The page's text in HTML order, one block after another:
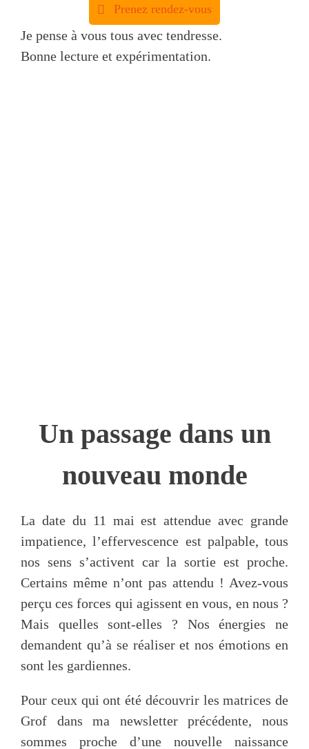
Prenez rendez-vous
Je pense à vous tous avec tendresse.
Bonne lecture et expérimentation.
Un passage dans un
nouveau monde
La date du 11 mai est attendue avec grande
impatience, l’effervescence est palpable, tous
nos sens s’activent car la sortie est proche.
Certains même n’ont pas attendu ! Avez-vous
perçu ces forces qui agissent en vous, en nous ?
Mais quelles sont-elles ? Nos énergies ne
demandent qu’à se réaliser et nos émotions en
sont les gardiennes.
Pour ceux qui ont été découvrir les matrices de
Grof dans ma newsletter précédente, nous
sommes proche d’une nouvelle naissance